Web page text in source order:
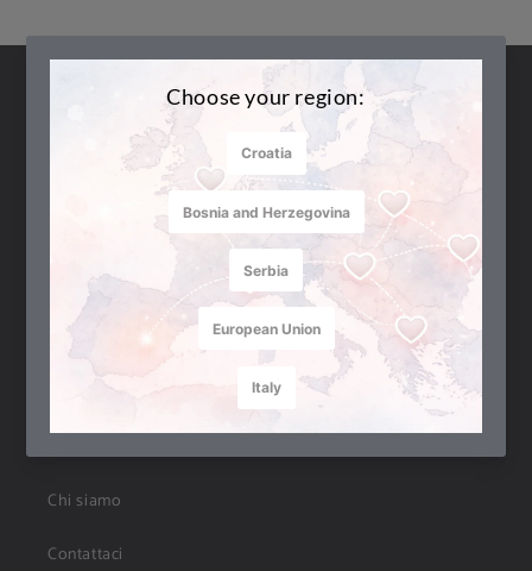
Termini generali e condizioni
Politica sulla riservatezza
Modalità di pagamento
metodi di consegna
Resi e cambi
Uvjeti korištenja darovne kartice
Chi siamo
Contattaci